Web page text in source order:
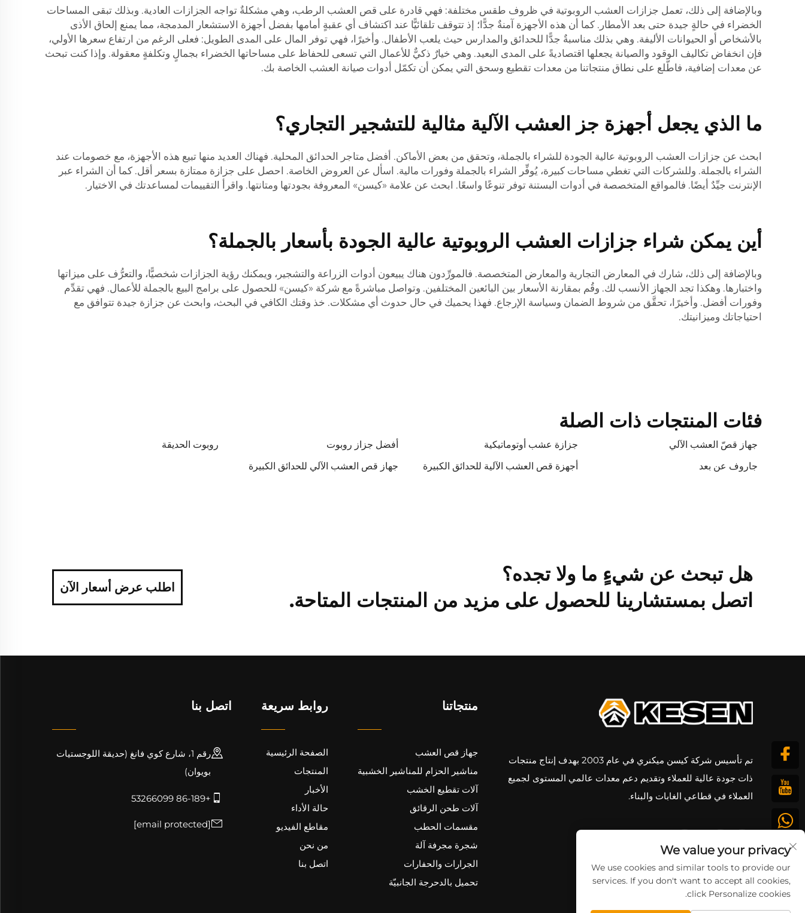
وبالإضافة إلى ذلك، تعمل جزازات العشب الروبوتية في ظروف طقس مختلفة: فهي قادرة على قص العشب الرطب، وهي مشكلةٌ تواجه الجزازات العادية. وبذلك تبقى المساحات
الخضراء في حالةٍ جيدة حتى بعد الأمطار. كما أن هذه الأجهزة آمنةٌ جدًّا؛ إذ تتوقف تلقائيًّا عند اكتشاف أي عقبةٍ أمامها بفضل أجهزة الاستشعار المدمجة، مما يمنع إلحاق الأذى
بالأشخاص أو الحيوانات الأليفة. وهي بذلك مناسبةٌ جدًّا للحدائق والمدارس حيث يلعب الأطفال. وأخيرًا، فهي توفر المال على المدى الطويل: فعلى الرغم من ارتفاع سعرها الأولي،
فإن انخفاض تكاليف الوقود والصيانة يجعلها اقتصاديةً على المدى البعيد. وهي خيارٌ ذكيٌّ للأعمال التي تسعى للحفاظ على مساحاتها الخضراء بجمالٍ وتكلفةٍ معقولة. وإذا كنت تبحث
عن معدات إضافية، فاطّلع على نطاق منتجاتنا من معدات تقطيع وسحق التي يمكن أن تكمّل أدوات صيانة العشب الخاصة بك.
ما الذي يجعل أجهزة جز العشب الآلية مثالية للتشجير التجاري؟
ابحث عن جزازات العشب الروبوتية عالية الجودة للشراء بالجملة، وتحقق من بعض الأماكن. أفضل متاجر الحدائق المحلية. فهناك العديد منها تبيع هذه الأجهزة، مع خصومات عند
الشراء بالجملة. وللشركات التي تغطي مساحات كبيرة، يُوفِّر الشراء بالجملة وفورات مالية. اسأل عن العروض الخاصة. احصل على جزازة ممتازة بسعر أقل. كما أن الشراء عبر
الإنترنت جيِّدٌ أيضًا. فالمواقع المتخصصة في أدوات البستنة توفر تنوعًا واسعًا. ابحث عن علامة «كيسن» المعروفة بجودتها ومتانتها. واقرأ التقييمات لمساعدتك في الاختيار.
أين يمكن شراء جزازات العشب الروبوتية عالية الجودة بأسعار بالجملة؟
وبالإضافة إلى ذلك، شارك في المعارض التجارية والمعارض المتخصصة. فالمورِّدون هناك يبيعون أدوات الزراعة والتشجير، ويمكنك رؤية الجزازات شخصيًّا، والتعرُّف على ميزاتها
واختبارها. وهكذا تجد الجهاز الأنسب لك. وقُم بمقارنة الأسعار بين البائعين المختلفين. وتواصل مباشرةً مع شركة «كيسن» للحصول على برامج البيع بالجملة للأعمال. فهي تقدِّم
وفورات أفضل. وأخيرًا، تحقَّق من شروط الضمان وسياسة الإرجاع. فهذا يحميك في حال حدوث أي مشكلات. خذ وقتك الكافي في البحث، وابحث عن جزازة جيدة تتوافق مع
احتياجاتك وميزانيتك.
فئات المنتجات ذات الصلة
جهاز قصّ العشب الآلي جزازة عشب أوتوماتيكية أفضل جزاز روبوت
روبوت الحديقة
جاروف عن بعد
أجهزة قص العشب الآلية للحدائق الكبيرة جهاز قص العشب الآلي للحدائق الكبيرة
هل تبحث عن شيءٍ ما ولا تجده؟
اتصل بمستشارينا للحصول على مزيد من المنتجات المتاحة.
اطلب عرض أسعار الآن
تم تأسيس شركة كيسن ميكنري في عام 2003 بهدف إنتاج منتجات
ذات جودة عالية للعملاء وتقديم دعم معدات عالمي المستوى لجميع
العملاء في قطاعي الغابات والبناء.
منتجاتنا
جهاز قص العشب
مناشير الحزام للمناشير الخشبية
آلات تقطيع الخشب
آلات طحن الرقائق
مقسمات الحطب
شجرة مجرفة آلة
الجرارات والحفارات
تحميل بالدحرجة الجانبيّة
روابط سريعة
الصفحة الرئيسية
المنتجات
الأخبار
حالة الأداء
مقاطع الفيديو
من نحن
اتصل بنا
اتصل بنا
رقم 1، شارع كوي فانغ (حديقة اللوجستيات
بويوان)
+86-189 53266099
[email protected]
We value your privacy
We use cookies and similar tools to provide our
services. If you don't want to accept all cookies,
click Personalize cookies.